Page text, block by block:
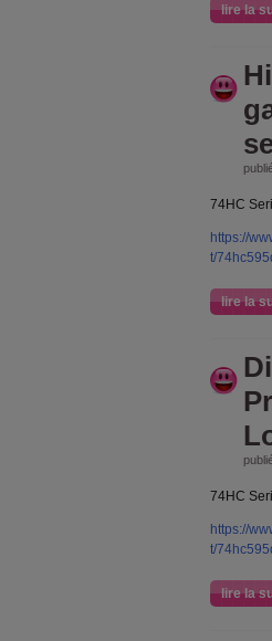
lire la
74HC
https://
t/
lire la
74HC
https://
t/
lire la